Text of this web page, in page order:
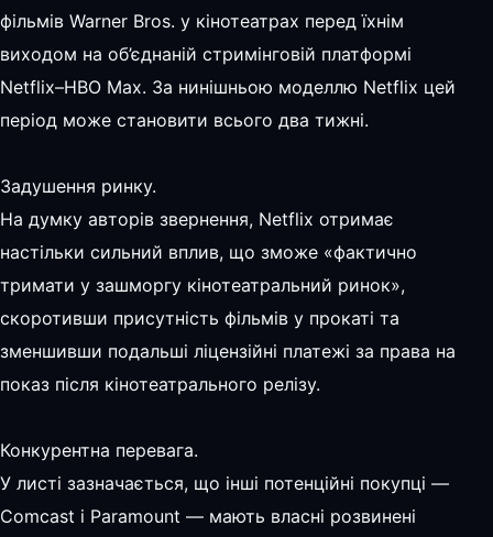
фільмів Warner Bros. у кінотеатрах перед їхнім
виходом на об’єднаній стримінговій платформі
Netflix–HBO Max. За нинішньою моделлю Netflix цей
період може становити всього два тижні.
Задушення ринку.
На думку авторів звернення, Netflix отримає
настільки сильний вплив, що зможе «фактично
тримати у зашморгу кінотеатральний ринок»,
скоротивши присутність фільмів у прокаті та
зменшивши подальші ліцензійні платежі за права на
показ після кінотеатрального релізу.
Конкурентна перевага.
У листі зазначається, що інші потенційні покупці —
Comcast і Paramount — мають власні розвинені